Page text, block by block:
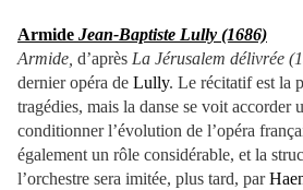
Armide Jean-Baptiste Lully (1686)
Armide, d’après La Jérusalem délivrée
dernier opéra de Lully. Le récitatif est la
tragédies, mais la danse se voit accorder
conditionner l’évolution de l’opéra
également un rôle considérable, et la
l’orchestre sera imitée, plus tard, par